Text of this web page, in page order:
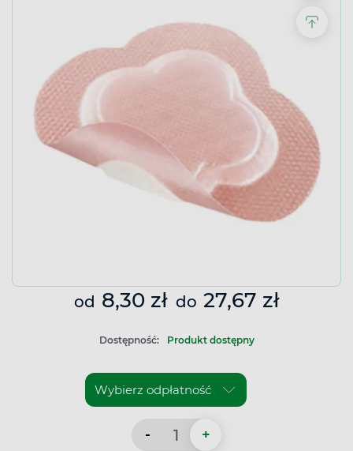
od 8,30 zł do 27,67 zł
Dostępność: Produkt dostępny
- +